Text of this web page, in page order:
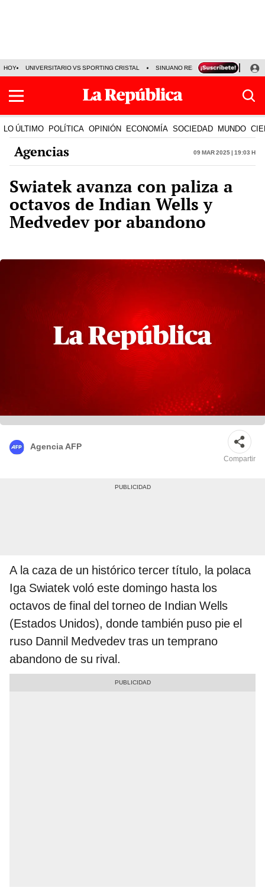
HOY UNIVERSITARIO VS SPORTING CRISTAL SINUANO RESULTADOS HOY
LO ÚLTIMO POLÍTICA OPINIÓN ECONOMÍA SOCIEDAD MUNDO
Agencias 09 Mar 2025 | 19:03 h
Swiatek avanza con paliza a
octavos de Indian Wells y
Medvedev por abandono
Agencia AFP
Compartir
A la caza de un histórico tercer título, la polaca
Iga Swiatek voló este domingo hasta los
octavos de final del torneo de Indian Wells
(Estados Unidos), donde también puso pie el
ruso Dannil Medvedev tras un temprano
abandono de su rival.